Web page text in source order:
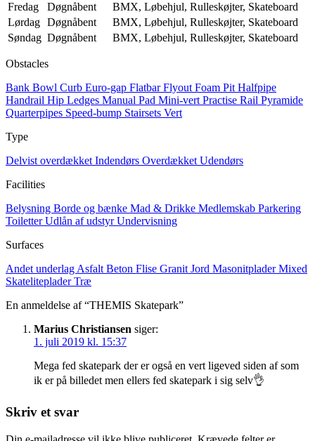
Fredag
Døgnåbent
BMX, Løbehjul, Rulleskøjter, Skateboard
Lørdag Døgnåbent
BMX, Løbehjul, Rulleskøjter, Skateboard
Søndag Døgnåbent BMX, Løbehjul, Rulleskøjter, Skateboard
Obstacles
Bank Bowl Curb Euro-gap FlatbarFlyout Foam Pit Halfpipe
Handrail Hip Ledges Manual Pad Mini-vert Practise Rail Pyramide
Quarterpipes Speed-bump Stairsets Vert
Type
Delvist overdækket Indendørs Overdækket Udendørs
Facilities
Belysning Borde og bænke Mad & Drikke Medlemskab Parkering
ToiletterUdlån af udstyrUndervisning
Surfaces
Andet underlag Asfalt Beton Flise Granit Jord MasonitpladerMixed
SkatelitepladerTræ
En anmeldelse af “THEMIS Skatepark”
Marius Christiansen siger:
1. juli 2019 kl. 15:37
Mega fed skatepark der er også en vert ligeved siden af som
ik er på billedet men ellers fed skatepark i sig selv👌
Skriv et svar